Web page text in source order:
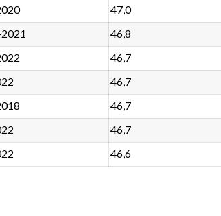
47,0
46,8
46,7
46,7
46,7
46,7
46,6